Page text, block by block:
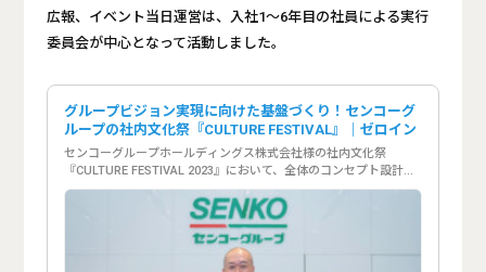
広報、イベント当日運営は、入社1～6年目の社員による実行
委員会が中心となって活動しました。
グループビジョン実現に向けた基盤づくり！センコーグ
ループの社内文化祭『CULTURE FESTIVAL』｜ゼロイン
センコーグループホールディングス株式会社様の社内文化祭
『CULTURE FESTIVAL 2023』において、全体のコンセプト設計と6
か月にわたる社員参加型プロジェクトの運営サポート、そしてイベ
ント当日の運営をお手伝いしました。